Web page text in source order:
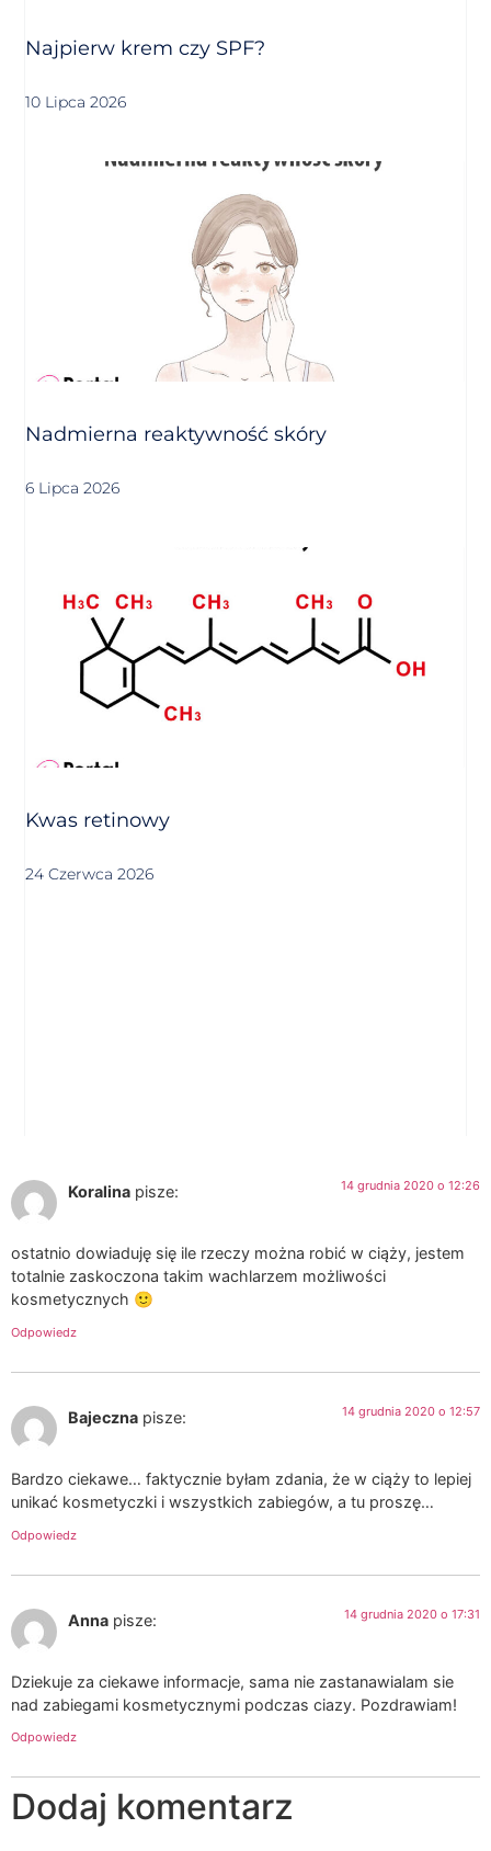
Najpierw krem czy SPF?
10 Lipca 2026
Nadmierna reaktywność skóry
6 Lipca 2026
Kwas retinowy
24 Czerwca 2026
Koralina pisze: 14 grudnia 2020 o 12:26
ostatnio dowiaduję się ile rzeczy można robić w ciąży, jestem
totalnie zaskoczona takim wachlarzem możliwości
kosmetycznych 🙂
Odpowiedz
Bajeczna pisze: 14 grudnia 2020 o 12:57
Bardzo ciekawe… faktycznie byłam zdania, że w ciąży to lepiej
unikać kosmetyczki i wszystkich zabiegów, a tu proszę…
Odpowiedz
Anna pisze: 14 grudnia 2020 o 17:31
Dziekuje za ciekawe informacje, sama nie zastanawialam sie
nad zabiegami kosmetycznymi podczas ciazy. Pozdrawiam!
Odpowiedz
Dodaj komentarz